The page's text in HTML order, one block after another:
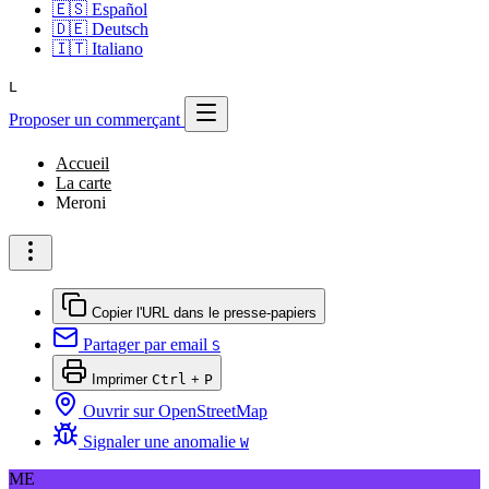
🇪🇸 Español
🇩🇪 Deutsch
🇮🇹 Italiano
L
Proposer un commerçant
Accueil
La carte
Meroni
Copier l'URL dans le presse-papiers
Partager par email S
Imprimer Ctrl + P
Ouvrir sur OpenStreetMap
Signaler une anomalie W
ME